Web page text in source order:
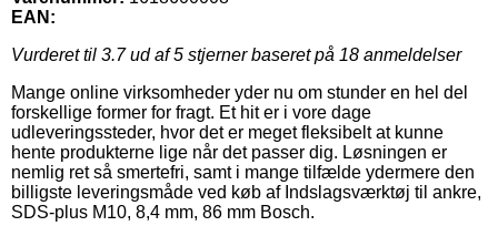
EAN:
Vurderet til 3.7ud af 5 stjerner baseret på 18 anmeldelser
Mange online virksomheder yder nu om stunder en hel del
forskellige former for fragt. Et hit er i vore dage
udleveringssteder, hvor det er meget fleksibelt at kunne
hente produkterne lige når det passer dig. Løsningen er
nemlig ret så smertefri, samt i mange tilfælde ydermere den
billigste leveringsmåde ved køb af Indslagsværktøj til ankre,
SDS-plus M10, 8,4 mm, 86 mm Bosch.